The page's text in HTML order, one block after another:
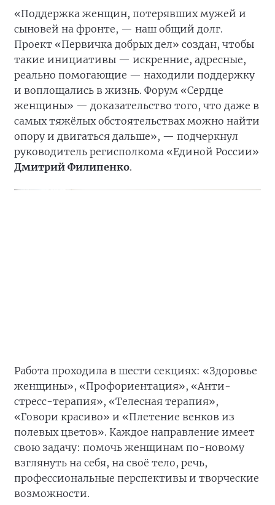
«Поддержка женщин, потерявших мужей и
сыновей на фронте, — наш общий долг.
Проект «Первичка добрых дел» создан, чтобы
такие инициативы — искренние, адресные,
реально помогающие — находили поддержку
и воплощались в жизнь. Форум «Сердце
женщины» — доказательство того, что даже в
самых тяжёлых обстоятельствах можно найти
опору и двигаться дальше», — подчеркнул
руководитель регисполкома «Единой России»
Дмитрий Филипенко.
Работа проходила в шести секциях: «Здоровье
женщины», «Профориентация», «Анти-
стресс-терапия», «Телесная терапия»,
«Говори красиво» и «Плетение венков из
полевых цветов». Каждое направление имеет
свою задачу: помочь женщинам по-новому
взглянуть на себя, на своё тело, речь,
профессиональные перспективы и творческие
возможности.